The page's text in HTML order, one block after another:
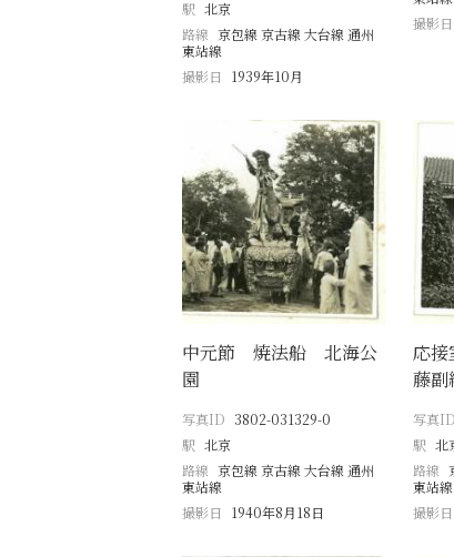
駅 北京
路線 京包線 京古線 大台線 通州
東站線
撮影日
1939年10月
撮影日
中元節 焼法船 北海公
園
写真ID 3802-031329-0
駅 北京
路線 京包線 京古線 大台線 通州
東站線
撮影日
1940年8月18日
応
藤副
写真ID
駅 北
路線
東站線
撮影日